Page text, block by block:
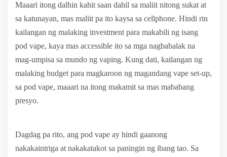
Maaari itong dalhin kahit saan dahil sa maliit nitong sukat at
sa katunayan, mas maliit pa ito kaysa sa cellphone. Hindi rin
kailangan ng malaking investment para makabili ng isang
pod vape, kaya mas accessible ito sa mga nagbabalak na
mag-umpisa sa mundo ng vaping. Kung dati, kailangan ng
malaking budget para magkaroon ng magandang vape set-up,
sa pod vape, maaari na itong makamit sa mas mababang
presyo.
Dagdag pa rito, ang pod vape ay hindi gaanong
nakakaintriga at nakakatakot sa paningin ng ibang tao. Sa